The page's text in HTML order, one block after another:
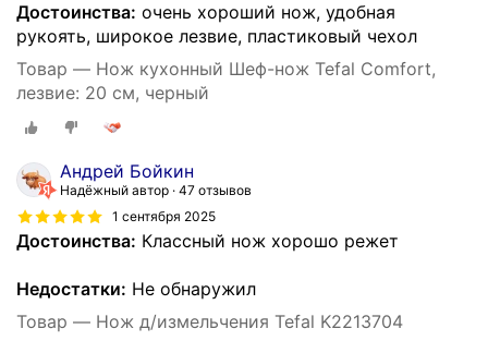
Достоинства: очень хороший нож, удобная
рукоять, широкое лезвие, пластиковый чехол
Товар — Нож кухонный Шеф-нож Tefal Comfort,
лезвие: 20 см, черный
Андрей Бойкин
Надёжный автор 47 отзывов
1 сентября 2025
Достоинства: Классный нож хорошо режет
Недостатки: Не обнаружил
Товар — Нож д/измельчения Tefal K2213704